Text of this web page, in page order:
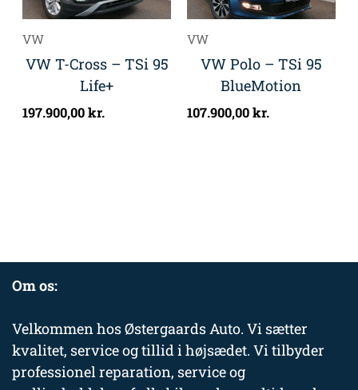
VW
VW T-Cross – TSi 95
Life+
197.900,00kr.
VW
VW Polo – TSi 95
BlueMotion
107.900,00kr.
Om os:
Velkommen hos Østergaards Auto. Vi sætter
kvalitet, service og tillid i højsædet. Vi tilbyder
professionel reparation, service og